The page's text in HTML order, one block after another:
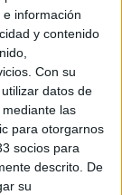
información
y contenido
Con su
datos de
las
para otorgarnos
socios para
descrito. De
su
este en lista
aunque
explico jaja si
agradecido!